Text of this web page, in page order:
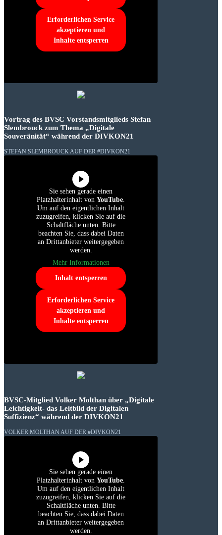
Erforderlichen Service
akzeptieren und
Inhalte entsperren
Vortrag des BVSC Vorstandsmitglieds Stefan
Slembrouck zum Thema „Digitale
Souveränität“ während der DIVKON21
STEFAN SLEMBROUCK AUF DER #DIVKON21
Sie sehen gerade einen
Platzhalterinhalt von YouTube
Um auf den eigentlichen Inhalt
zuzugreifen, klicken Sie auf die
Schaltfläche unten. Bitte
beachten Sie, dass dabei Daten
an Drittanbieter weitergegeben
werden.
Mehr Informationen
Inhalt entsperren
Erforderlichen Service
akzeptieren und
Inhalte entsperren
BVSC-Mitglied Volker Molthan über „Digitale
Leichtigkeit- das Leitbild der Digitalen
Suffizienz“ während der DIVKON21
VOLKER MOLTHAN AUF DER #DIVKON21
Sie sehen gerade einen
Platzhalterinhalt von YouTube
Um auf den eigentlichen Inhalt
zuzugreifen, klicken Sie auf die
Schaltfläche unten. Bitte
beachten Sie, dass dabei Daten
an Drittanbieter weitergegeben
werden.